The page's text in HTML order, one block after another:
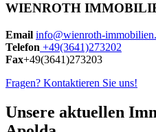
WIENROTH
Email info@wienroth-
Telefon +49(3641)273202
Fax+49(3641)273203
Fragen? Kontaktieren Sie uns!
Unsere aktuellen